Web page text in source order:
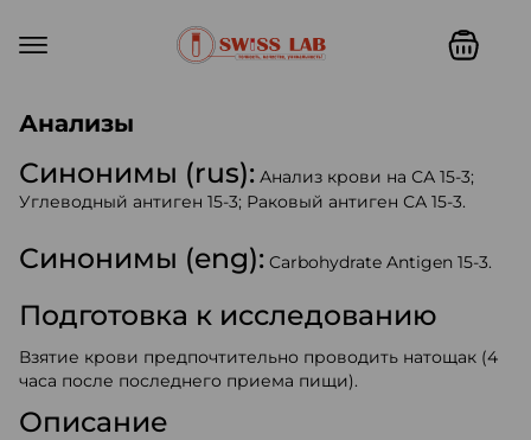
Анализы
Синонимы (rus): Анализ крови на СА 15-3;
Углеводный антиген 15-3; Раковый антиген СА 15-3.
Синонимы (eng): Carbohydrate Antigen 15-3.
Подготовка к исследованию
Взятие крови предпочтительно проводить натощак (4
часа после последнего приема пищи).
Описание